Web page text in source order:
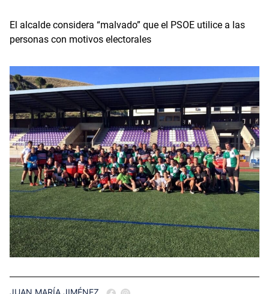
El alcalde considera “malvado” que el PSOE utilice a las
personas con motivos electorales